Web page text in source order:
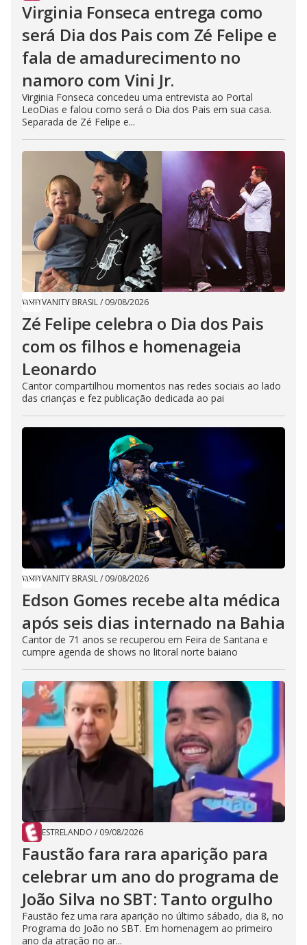
Virginia Fonseca entrega como
será Dia dos Pais com Zé Felipe e
fala de amadurecimento no
namoro com Vini Jr.
Virginia Fonseca concedeu uma entrevista ao Portal
LeoDias e falou como será o Dia dos Pais em sua casa.
Separada de Zé Felipe e...
VANITY BRASIL/ 09/08/2026
Zé Felipe celebra o Dia dos Pais
com os filhos e homenageia
Leonardo
Cantor compartilhou momentos nas redes sociais ao lado
das crianças e fez publicação dedicada ao pai
VANITY BRASIL/ 09/08/2026
Edson Gomes recebe alta médica
após seis dias internado na Bahia
Cantor de 71 anos se recuperou em Feira de Santana e
cumpre agenda de shows no litoral norte baiano
ESTRELANDO / 09/08/2026
Faustão fara rara aparição para
celebrar um ano do programa de
João Silva no SBT: Tanto orgulho
Faustão fez uma rara aparição no último sábado, dia 8, no
Programa do João no SBT. Em homenagem ao primeiro
ano da atração no ar...